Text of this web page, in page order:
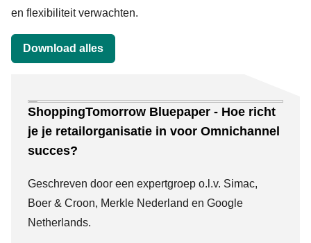
en flexibiliteit verwachten.
Download alles
ShoppingTomorrow Bluepaper - Hoe richt
je je retailorganisatie in voor Omnichannel
succes?
Geschreven door een expertgroep o.l.v. Simac,
Boer & Croon, Merkle Nederland en Google
Netherlands.